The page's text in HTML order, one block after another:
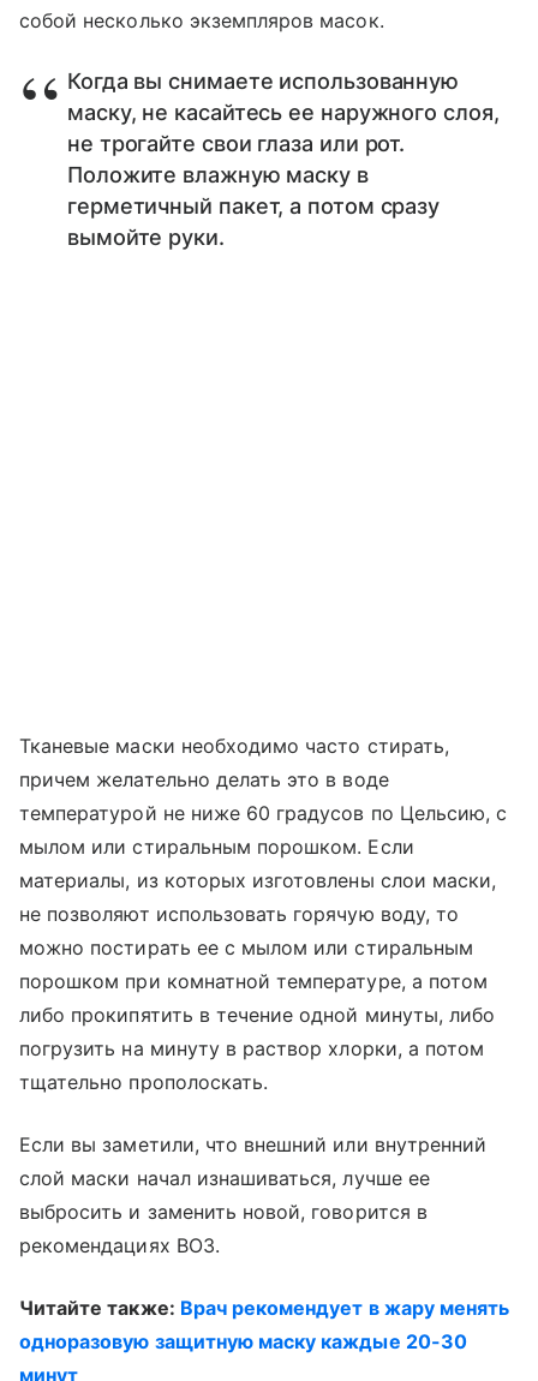
собой несколько экземпляров масок.
Когда вы снимаете использованную
маску, не касайтесь ее наружного слоя,
не трогайте свои глаза или рот.
Положите влажную маску в
герметичный пакет, а потом сразу
вымойте руки.
Тканевые маски необходимо часто стирать,
причем желательно делать это в воде
температурой не ниже 60 градусов по Цельсию, с
мылом или стиральным порошком. Если
материалы, из которых изготовлены слои маски,
не позволяют использовать горячую воду, то
можно постирать ее с мылом или стиральным
порошком при комнатной температуре, а потом
либо прокипятить в течение одной минуты, либо
погрузить на минуту в раствор хлорки, а потом
тщательно прополоскать.
Если вы заметили, что внешний или внутренний
слой маски начал изнашиваться, лучше ее
выбросить и заменить новой, говорится в
рекомендациях ВОЗ.
Читайте также: Врач рекомендует в жару менять
одноразовую защитную маску каждые 20-30
минут